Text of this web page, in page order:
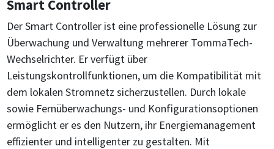
Smart Controller
Der Smart Controller ist eine professionelle Lösung zur
Überwachung und Verwaltung mehrerer TommaTech-
Wechselrichter. Er verfügt über
Leistungskontrollfunktionen, um die Kompatibilität mit
dem lokalen Stromnetz sicherzustellen. Durch lokale
sowie Fernüberwachungs- und Konfigurationsoptionen
ermöglicht er es den Nutzern, ihr Energiemanagement
effizienter und intelligenter zu gestalten. Mit